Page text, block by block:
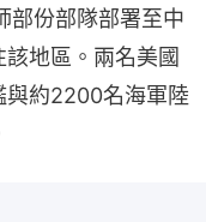
部份部隊部署至中
地區。兩名美國
與約2200名海軍陸